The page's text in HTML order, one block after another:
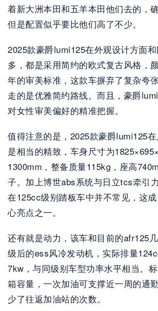
着新大洲本田和五羊本田他们去的，
但是配置似乎要比他们高了不少。
2025款豪爵lumi125在外观设计方面
多，都是采用简约的欧式复古风格，
年的审美标准，这款车摒弃了复杂夸
走的是优雅简约路线。而且，豪爵
对女性审美偏好的精准把握。
值得注意的是，2025款豪爵lumi125
是相当的精致，车身尺寸为
1300mm，整备质量115kg，座高
子。加上博世abs系统与日立tcs牵引
在125cc级别踏板车中并不常见，这
心亮点之一。
还有就是动力，该车和目前的afr125
级后的ess风冷发动机，实际排量
7kw，与同级别车型功率水平相当。
箱容量，一次加油可支撑近一周的通
少了往返加油站的次数。